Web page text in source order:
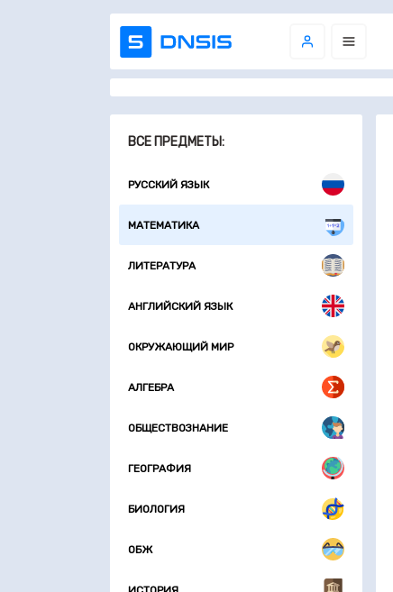
ВСЕ ПРЕДМЕТЫ:
РУССКИЙ ЯЗЫК
МАТЕМАТИКА
ЛИТЕРАТУРА
АНГЛИЙСКИЙ ЯЗЫК
ОКРУЖАЮЩИЙ МИР
АЛГЕБРА
ОБЩЕСТВОЗНАНИЕ
ГЕОГРАФИЯ
БИОЛОГИЯ
ОБЖ